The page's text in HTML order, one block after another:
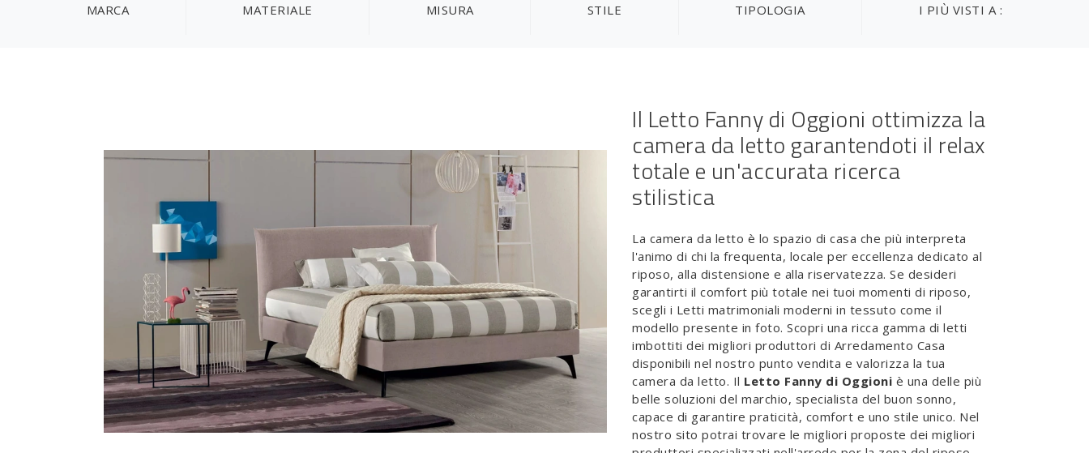
MARCA MATERIALE MISURA STILE TIPOLOGIA I PIÙ VISTI A :
Il Letto Fanny di Oggioni ottimizza la
camera da letto garantendoti il relax
totale e un'accurata ricerca
stilistica
La camera da letto è lo spazio di casa che più interpreta
l'animo di chi la frequenta, locale per eccellenza dedicato al
riposo, alla distensione e alla riservatezza. Se desideri
garantirti il comfort più totale nei tuoi momenti di riposo,
scegli i Letti matrimoniali moderni in tessuto come il
modello presente in foto. Scopri una ricca gamma di letti
imbottiti dei migliori produttori di Arredamento Casa
disponibili nel nostro punto vendita e valorizza la tua
camera da letto. Il Letto Fanny di Oggioni è una delle più
belle soluzioni del marchio, specialista del buon sonno,
capace di garantire praticità, comfort e uno stile unico. Nel
nostro sito potrai trovare le migliori proposte dei migliori